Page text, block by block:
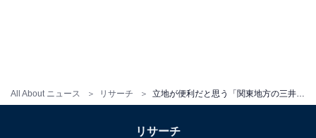
All About ニュース リサーチ
リサーチ